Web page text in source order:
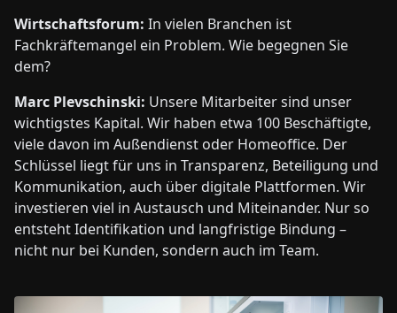
Wirtschaftsforum: In vielen Branchen ist
Fachkräftemangel ein Problem. Wie begegnen Sie
dem?
Marc Plevschinski: Unsere Mitarbeiter sind unser
wichtigstes Kapital. Wir haben etwa 100 Beschäftigte,
viele davon im Außendienst oder Homeoffice. Der
Schlüssel liegt für uns in Transparenz, Beteiligung und
Kommunikation, auch über digitale Plattformen. Wir
investieren viel in Austausch und Miteinander. Nur so
entsteht Identifikation und langfristige Bindung –
nicht nur bei Kunden, sondern auch im Team.